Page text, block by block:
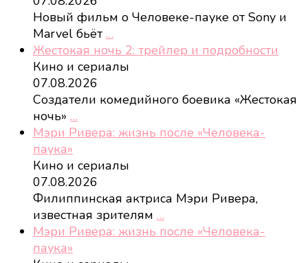
Новый фильм о Человеке-пауке от Sony и
Marvel бьёт …
Жестокая ночь 2: трейлер и подробности
Кино и сериалы
07.08.2026
Создатели комедийного боевика «Жестокая
ночь» …
Мэри Ривера: жизнь после «Человека-
паука»
Кино и сериалы
07.08.2026
Филиппинская актриса Мэри Ривера,
известная зрителям …
Мэри Ривера: жизнь после «Человека-
паука»